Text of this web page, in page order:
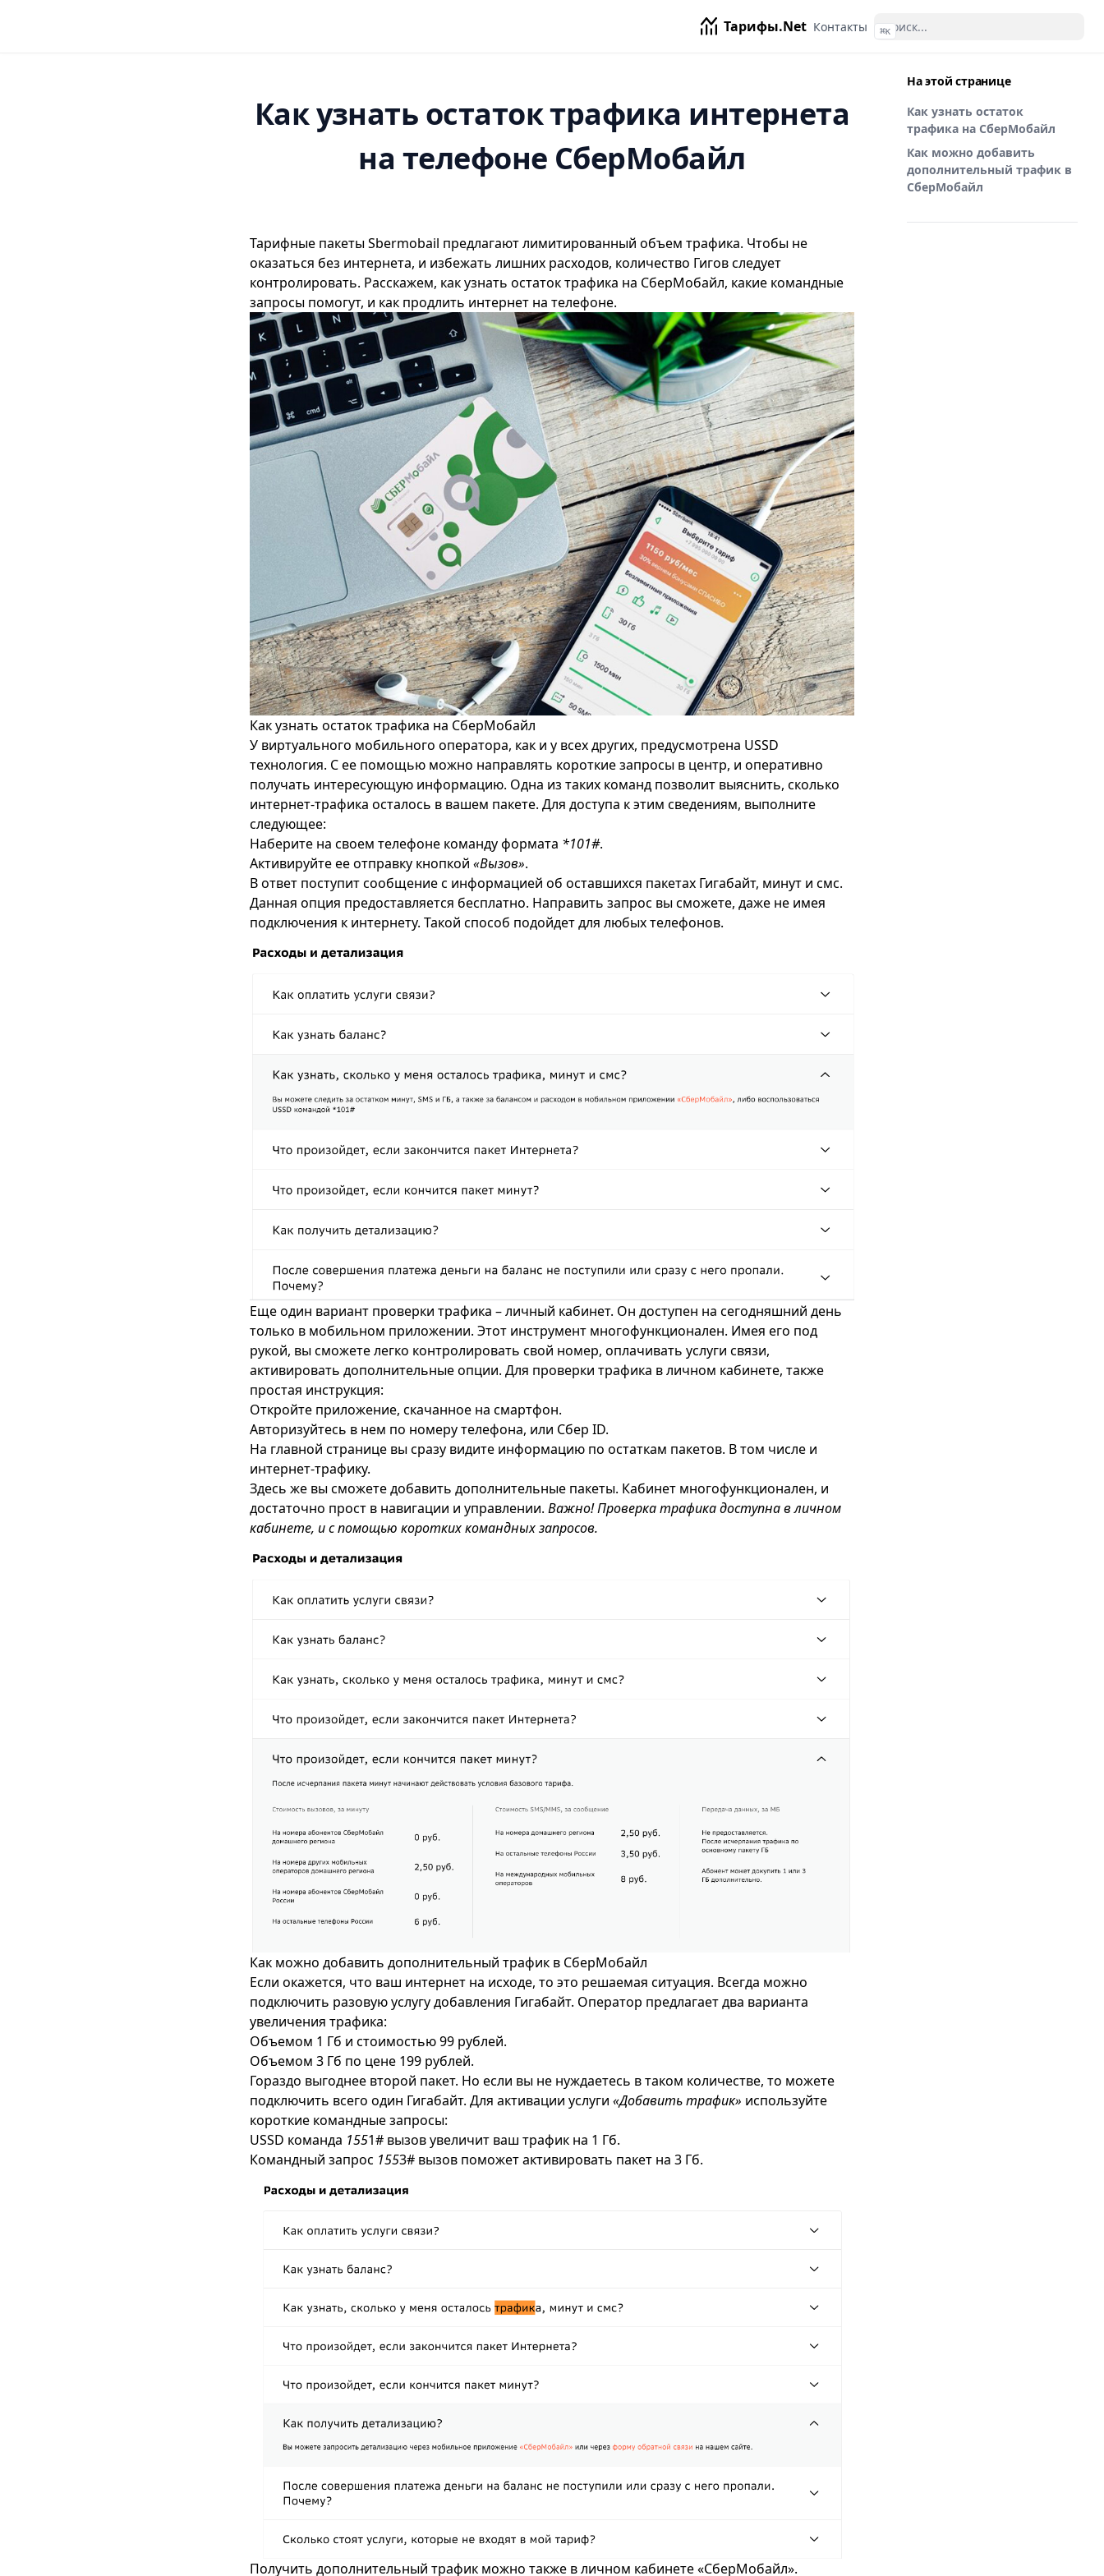
Тарифы.Net Контакты ⌘K
На этой странице
Как узнать остаток
трафика на СберМобайл
Как можно добавить
дополнительный трафик в
СберМобайл
Как узнать остаток трафика интернета
на телефоне СберМобайл
Тарифные пакеты Sbermobail предлагают лимитированный объем трафика. Чтобы не
оказаться без интернета, и избежать лишних расходов, количество Гигов следует
контролировать. Расскажем, как узнать остаток трафика на СберМобайл, какие командные
запросы помогут, и как продлить интернет на телефоне.
Как узнать остаток трафика на СберМобайл
У виртуального мобильного оператора, как и у всех других, предусмотрена USSD
технология. С ее помощью можно направлять короткие запросы в центр, и оперативно
получать интересующую информацию. Одна из таких команд позволит выяснить, сколько
интернет-трафика осталось в вашем пакете. Для доступа к этим сведениям, выполните
следующее:
Наберите на своем телефоне команду формата *101#.
Активируйте ее отправку кнопкой «Вызов».
В ответ поступит сообщение с информацией об оставшихся пакетах Гигабайт, минут и смс.
Данная опция предоставляется бесплатно. Направить запрос вы сможете, даже не имея
подключения к интернету. Такой способ подойдет для любых телефонов.
Еще один вариант проверки трафика – личный кабинет. Он доступен на сегодняшний день
только в мобильном приложении. Этот инструмент многофункционален. Имея его под
рукой, вы сможете легко контролировать свой номер, оплачивать услуги связи,
активировать дополнительные опции. Для проверки трафика в личном кабинете, также
простая инструкция:
Откройте приложение, скачанное на смартфон.
Авторизуйтесь в нем по номеру телефона, или Сбер ID.
На главной странице вы сразу видите информацию по остаткам пакетов. В том числе и
интернет-трафику.
Здесь же вы сможете добавить дополнительные пакеты. Кабинет многофункционален, и
достаточно прост в навигации и управлении. Важно! Проверка трафика доступна в личном
кабинете, и с помощью коротких командных запросов.
Как можно добавить дополнительный трафик в СберМобайл
Если окажется, что ваш интернет на исходе, то это решаемая ситуация. Всегда можно
подключить разовую услугу добавления Гигабайт. Оператор предлагает два варианта
увеличения трафика:
Объемом 1 Гб и стоимостью 99 рублей.
Объемом 3 Гб по цене 199 рублей.
Гораздо выгоднее второй пакет. Но если вы не нуждаетесь в таком количестве, то можете
подключить всего один Гигабайт. Для активации услуги «Добавить трафик» используйте
короткие командные запросы:
USSD команда 1551# вызов увеличит ваш трафик на 1 Гб.
Командный запрос 1553# вызов поможет активировать пакет на 3 Гб.
Получить дополнительный трафик можно также в личном кабинете «СберМобайл».